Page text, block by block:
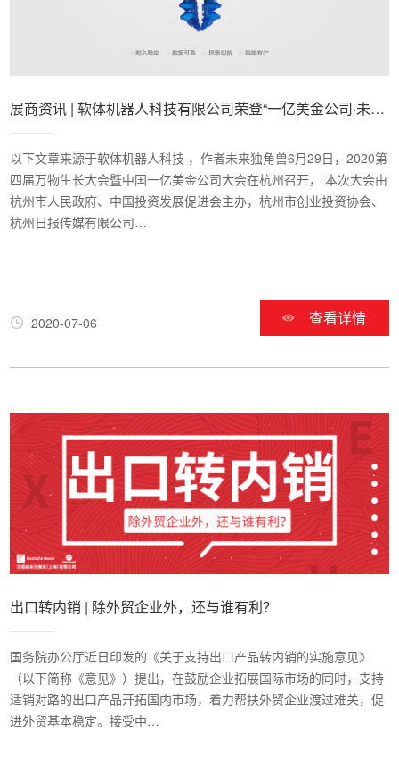
展商资讯 | 软体机器人科技有限公司荣登“一亿美金公司·未来
独角兽榜单”！
以下文章来源于软体机器人科技 ，作者未来独角兽6月29日，2020第
四届万物生长大会暨中国一亿美金公司大会在杭州召开， 本次大会由
杭州市人民政府、中国投资发展促进会主办，杭州市创业投资协会、
杭州日报传媒有限公司…
2020-07-06 查看详情
出口转内销 | 除外贸企业外，还与谁有利？
国务院办公厅近日印发的《关于支持出口产品转内销的实施意见》
（以下简称《意见》）提出，在鼓励企业拓展国际市场的同时，支持
适销对路的出口产品开拓国内市场，着力帮扶外贸企业渡过难关，促
进外贸基本稳定。接受中…